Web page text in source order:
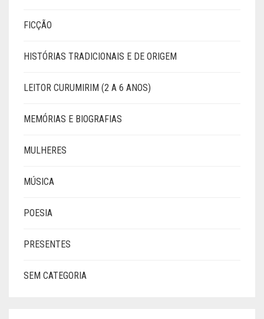
FICÇÃO
HISTÓRIAS TRADICIONAIS E DE ORIGEM
LEITOR CURUMIRIM (2 A 6 ANOS)
MEMÓRIAS E BIOGRAFIAS
MULHERES
MÚSICA
POESIA
PRESENTES
SEM CATEGORIA